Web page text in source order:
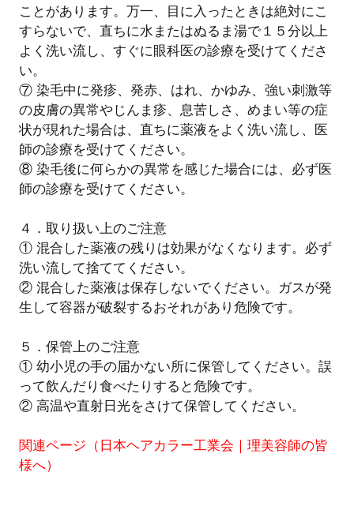
ことがあります。万一、目に入ったときは絶対にこ
すらないで、直ちに水またはぬるま湯で１５分以上
よく洗い流し、すぐに眼科医の診療を受けてくださ
い。
⑦ 染毛中に発疹、発赤、はれ、かゆみ、強い刺激等
の皮膚の異常やじんま疹、息苦しさ、めまい等の症
状が現れた場合は、直ちに薬液をよく洗い流し、医
師の診療を受けてください。
⑧ 染毛後に何らかの異常を感じた場合には、必ず医
師の診療を受けてください。
４．取り扱い上のご注意
① 混合した薬液の残りは効果がなくなります。必ず
洗い流して捨ててください。
② 混合した薬液は保存しないでください。ガスが発
生して容器が破裂するおそれがあり危険です。
５．保管上のご注意
① 幼小児の手の届かない所に保管してください。誤
って飲んだり食べたりすると危険です。
② 高温や直射日光をさけて保管してください。
関連ページ（ 日本ヘアカラー工業会｜理美容師の皆
様へ）